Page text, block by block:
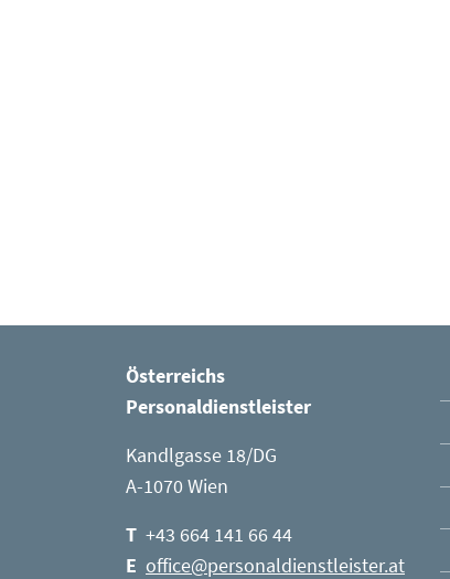
Österreichs
Personaldienstleister
Kandlgasse 18/DG
A-1070 Wien
T +43 664 141 66 44
E office@personaldienstleister.at